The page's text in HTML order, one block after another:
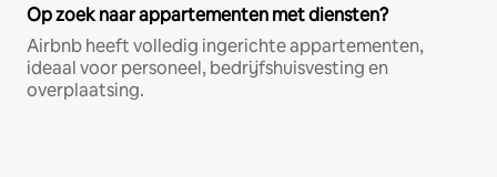
Op zoek naar appartementen met diensten?
Airbnb heeft volledig ingerichte appartementen,
ideaal voor personeel, bedrijfshuisvesting en
overplaatsing.